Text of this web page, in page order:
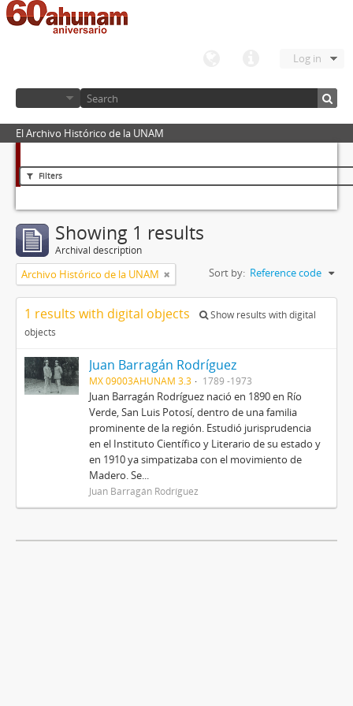
Log in
El Archivo Histórico de la UNAM
Filters
Showing 1 results
Archival description
Archivo Histórico de la UNAM Sort by: Reference code
1 results with digital objects
Show results with digital
objects
Juan Barragán Rodríguez
MX 09003AHUNAM 3.3 1789 -1973
Juan Barragán Rodríguez nació en 1890 en Río
Verde, San Luis Potosí, dentro de una familia
prominente de la región. Estudió jurisprudencia
en el Instituto Científico y Literario de su estado y
en 1910 ya simpatizaba con el movimiento de
Madero. Se...
Juan Barragán Rodríguez